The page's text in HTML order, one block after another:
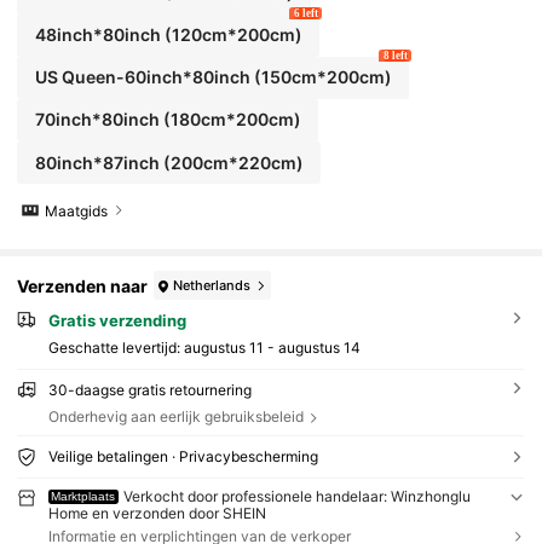
48inch*80inch (120cm*200cm)
6 left
US Queen-60inch*80inch (150cm*200cm)
8 left
70inch*80inch (180cm*200cm)
80inch*87inch (200cm*220cm)
Maatgids
Verzenden naar Netherlands
Gratis verzending
Geschatte levertijd: augustus 11 - augustus 14
30-daagse gratis retournering
Onderhevig aan eerlijk gebruiksbeleid
Veilige betalingen · Privacybescherming
Marktplaats
Verkocht door professionele handelaar: Winzhonglu
Home en verzonden door SHEIN
Informatie en verplichtingen van de verkoper